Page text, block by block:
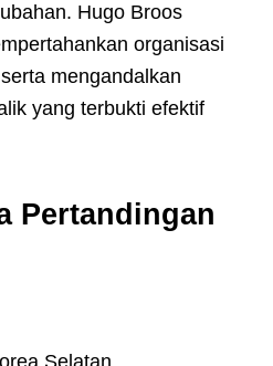
Hugo Broos
organisasi
mengandalkan
yang terbukti efektif
Pertandingan